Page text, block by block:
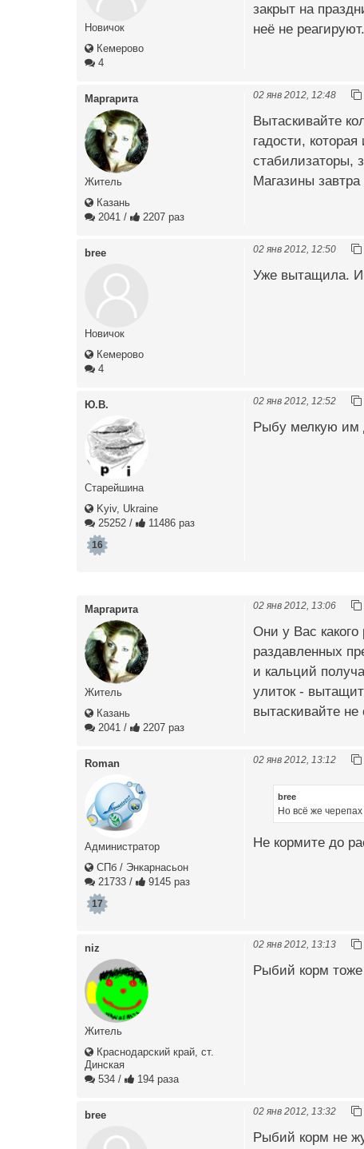
Новичок
Кемерово
4
закрыт на
неё не
Маргарита
Житель
Казань
2041 / 2207 раз
02 янв 2012, 12:48
Вытаскивайте
гадости,
стабилизаторы,
Магазины
bree
Новичок
Кемерово
4
02 янв 2012, 12:50
Уже вытащила.
Ю.В.
Старейшина
Kyiv, Ukraine
25252 / 11486 раз
16
02 янв 2012, 12:52
Рыбу мелкую им
Маргарита
Житель
Казань
2041 / 2207 раз
02 янв 2012, 13:06
Они у Вас
раздавленных
и кальций
улиток -
вытаскивайте
Roman
Администратор
СПб / Энкарнасьон
21733 / 9145 раз
17
02 янв 2012, 13:12
bree
Но всё же
Не кормите до
niz
Житель
Краснодарский край, ст.
Динская
534 / 194 раза
02 янв 2012, 13:13
Рыбий корм тоже
bree 02 янв 2012, 13:32
Рыбий корм не